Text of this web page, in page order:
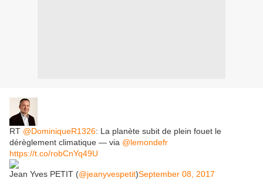
RT @DominiqueR1326: La planète subit de plein fouet le
dérèglement climatique — via @lemondefr
https://t.co/robCnYq49U
Jean Yves PETIT (@jeanyvespetit)September 08, 2017